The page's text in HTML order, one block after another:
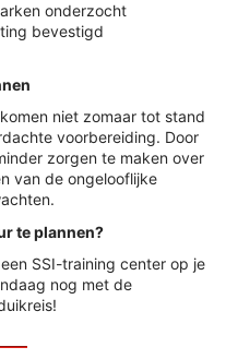
onderzocht
bevestigd
niet zomaar tot stand
voorbereiding. Door
zorgen te maken over
van de ongelooflijke
te plannen?
SSI-training center op je
nog met de